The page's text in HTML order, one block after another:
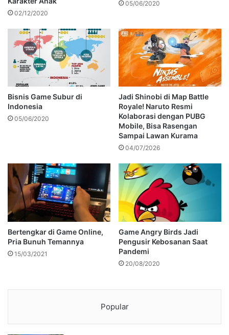
02/12/2020
05/06/2020
Bisnis Game Subur di
Indonesia
05/06/2020
Jadi Shinobi di Map Battle
Royale! Naruto Resmi
Kolaborasi dengan PUBG
Mobile, Bisa Rasengan
Sampai Lawan Kurama
04/07/2026
Bertengkar di Game Online,
Pria Bunuh Temannya
15/03/2021
Game Angry Birds Jadi
Pengusir Kebosanan Saat
Pandemi
20/08/2020
Popular